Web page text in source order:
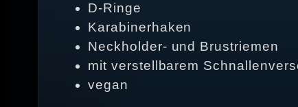
D-Ringe
Karabinerhaken
Neckholder- und Brustriemen
mit verstellbarem
vegan